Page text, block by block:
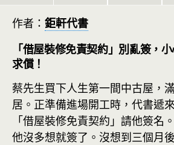
作者： 鉅軒代書
「借屋裝修免責契約」別亂簽，
求償！
蔡先生買下人生第一間中古屋，
居。正準備進場開工時，代書遞
「借屋裝修免責契約」請他簽名
他沒多想就簽了。沒想到三個月